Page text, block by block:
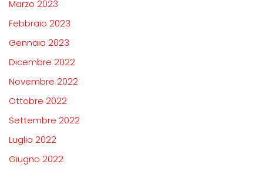
Marzo 2023
Febbraio 2023
Gennaio 2023
Dicembre 2022
Novembre 2022
Ottobre 2022
Settembre 2022
Luglio 2022
Giugno 2022